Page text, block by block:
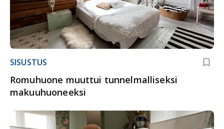
SISUSTUS
Romuhuone muuttui tunnelmalliseksi
makuuhuoneeksi